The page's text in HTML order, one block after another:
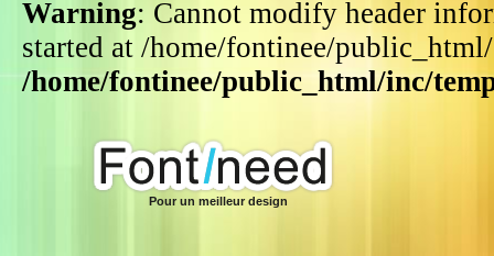
Warning: Cannot modify header
started at /home/fontinee/
/home/fontinee/public_html/inc/
Pour un meilleur design